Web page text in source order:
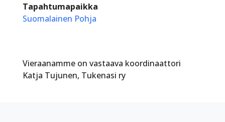
Tapahtumapaikka
Suomalainen Pohja
Vieraanamme on vastaava koordinaattori
Katja Tujunen, Tukenasi ry